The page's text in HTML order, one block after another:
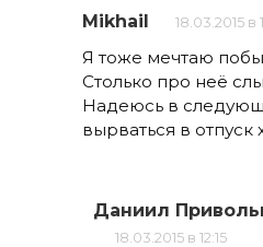
Mikhail 18.03.2015 в
Я тоже мечтаю
Столько про неё
Надеюсь в
вырваться в отпуск
Даниил
18.03.2015 в 12:15